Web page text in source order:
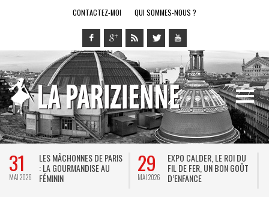
CONTACTEZ-MOI QUI SOMMES-NOUS ?
31
MAI 2026
LES MÂCHONNES DE PARIS
: LA GOURMANDISE AU
FÉMININ
29
MAI 2026
EXPO CALDER, LE ROI DU
FIL DE FER, UN BON GOÛT
D’ENFANCE